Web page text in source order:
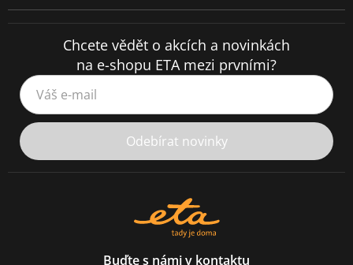
Chcete vědět o akcích a novinkách
na e-shopu ETA mezi prvními?
Váš e-mail
Odebírat novinky
Buďte s námi v kontaktu